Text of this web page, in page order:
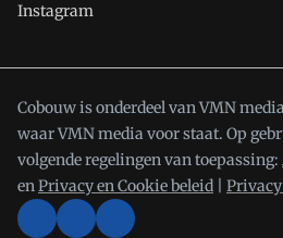
Instagram
Cobouw is onderdeel van VMN
waar VMN media voor staat. Op
volgende regelingen van toepassing:
enPrivacy en Cookie beleid